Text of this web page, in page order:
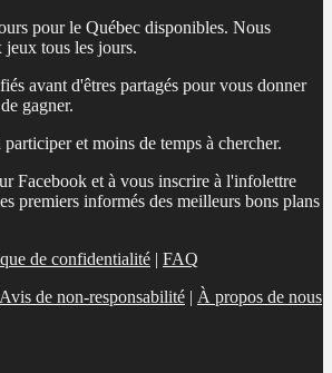
pour le Québec disponibles. Nous
jeux tous les jours.
avant d'êtres partagés pour vous donner
gagner.
participer et moins de temps à chercher.
Facebook et à vous inscrire à l'infolettre
premiers informés des meilleurs bons plans
de confidentialité | FAQ
Avis de non-responsabilité | À propos de nous